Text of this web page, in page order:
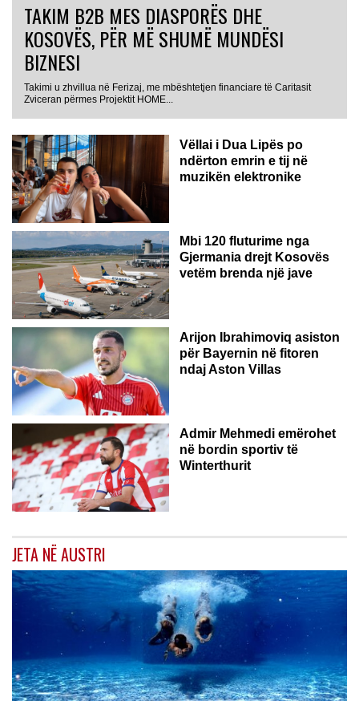
TAKIM B2B MES DIASPORËS DHE
KOSOVËS, PËR MË SHUMË MUNDËSI
BIZNESI
Takimi u zhvillua në Ferizaj, me mbështetjen financiare të Caritasit
Zviceran përmes Projektit HOME...
Vëllai i Dua Lipës po
ndërton emrin e tij në
muzikën elektronike
GJERMANI
Mbi 120 fluturime nga
Gjermania drejt Kosovës
vetëm brenda një jave
Arijon Ibrahimoviq asiston
për Bayernin në fitoren
ndaj Aston Villas
ZVICËR
Admir Mehmedi emërohet
në bordin sportiv të
Winterthurit
JETA NË AUSTRI